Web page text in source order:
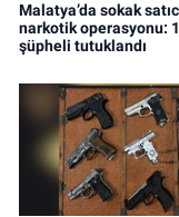
Malatya’da sokak
narkotik operasyonu:
şüpheli tutuklandı